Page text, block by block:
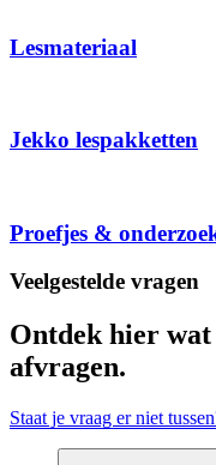
Lesmateriaal
Jekko lespakketten
Proefjes &
Veelgestelde vragen
Ontdek hier
afvragen.
Staat je vraag er niet